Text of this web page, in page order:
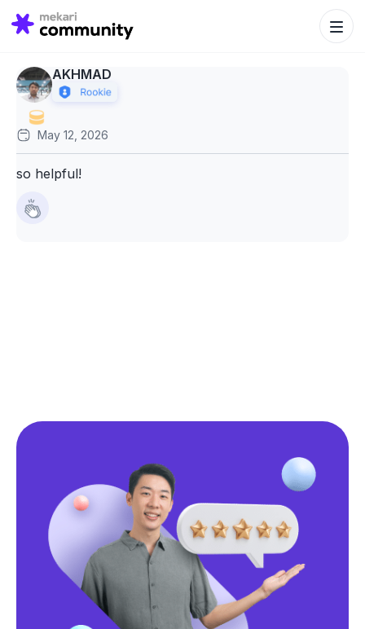
Search
for:
Search
AKHMAD
May 12, 2026
so helpful!